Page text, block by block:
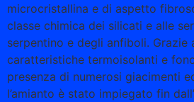
microcristallina e di aspetto
classe chimica dei silicati e alle
serpentino e degli anfiboli. Grazie
caratteristiche termoisolanti e
presenza di numerosi giacimenti
l’amianto è stato impiegato fin